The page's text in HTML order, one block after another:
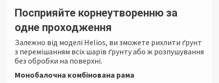
Посприяйте корнеутворенню за
одне проходження
Залежно від моделі Helios, ви зможете рихлити ґрунт
з перемішанням всіх шарів ґрунту або ж розпушування
без обробки на поверхні.
Монобалочна комбінована рама